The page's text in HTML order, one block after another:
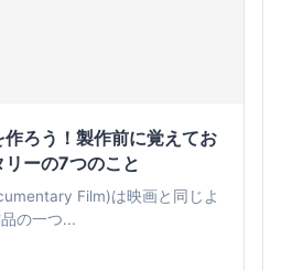
作ろう！製作前に覚えてお
ーの7つのこと
Film)は映画と同じよ
の一つ...